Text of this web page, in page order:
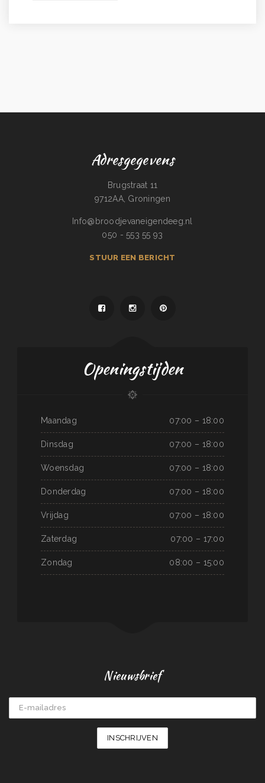
Adresgegevens
Brugstraat 11
9712AA, Groningen
Info@broodjevaneigendeeg.nl
050 - 553 55 93
STUUR EEN BERICHT
Openingstijden
Maandag 07:00 – 18:00
Dinsdag 07:00 – 18:00
Woensdag 07:00 – 18:00
Donderdag 07:00 – 18:00
Vrijdag 07:00 – 18:00
Zaterdag 07:00 – 17:00
Zondag 08:00 – 15:00
Nieuwsbrief